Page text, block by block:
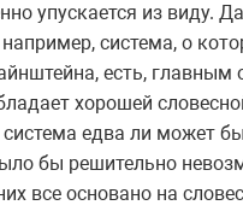
упускается из виду.
система, о
есть, главным
хорошей
едва ли может
бы решительно
все основано на